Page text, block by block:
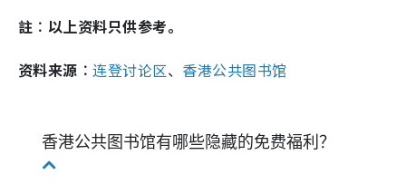
註︰以上资料只供参考。
资料来源︰连登讨论区、 香港公共图书馆
香港公共图书馆有哪些隐藏的免费福利？